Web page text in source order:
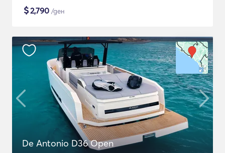
$2,790 /ден
De Antonio D36 Open